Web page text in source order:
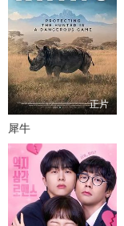
正片
犀牛